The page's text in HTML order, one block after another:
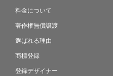
料金について
著作権無償譲渡
選ばれる理由
商標登録
登録デザイナー